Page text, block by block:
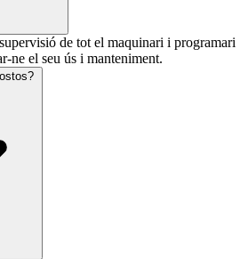
de tot el maquinari i programari
ne el seu ús i manteniment.